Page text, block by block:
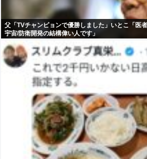
父「TVチャンピョンで優勝しました」いとこ「医
宇宙/防衛開発の結構偉い人です」